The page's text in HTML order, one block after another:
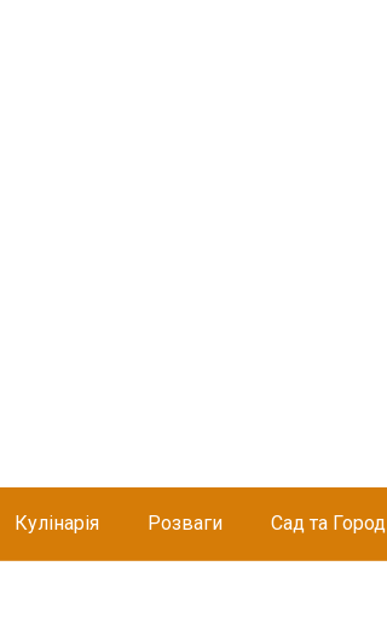
Кулінарія Розваги Сад та Город